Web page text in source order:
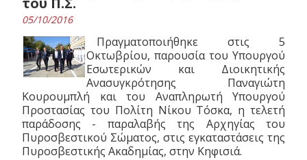
05/10/2016
Πραγματοποιήθηκε στις 5
Οκτωβρίου, παρουσία του Υπουργού
Εσωτερικών και Διοικητικής
Ανασυγκρότησης Παναγιώτη
Κουρουμπλή και του Αναπληρωτή Υπουργού
Προστασίας του Πολίτη Νίκου Τόσκα, η τελετή
παράδοσης - παραλαβής της Αρχηγίας του
Πυροσβεστικού Σώματος, στις εγκαταστάσεις της
Πυροσβεστικής Ακαδημίας, στην Κηφισιά.